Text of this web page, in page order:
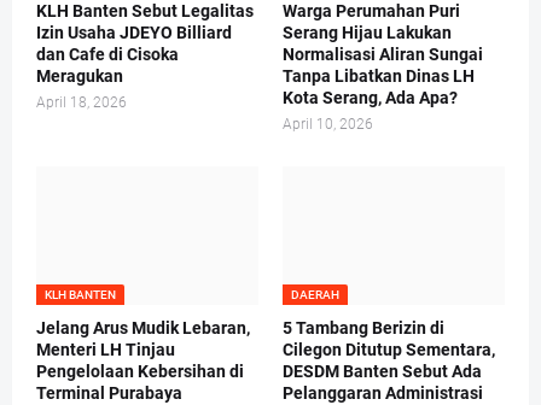
KLH Banten Sebut Legalitas
Izin Usaha JDEYO Billiard
dan Cafe di Cisoka
Meragukan
April 18, 2026
Warga Perumahan Puri
Serang Hijau Lakukan
Normalisasi Aliran Sungai
Tanpa Libatkan Dinas LH
Kota Serang, Ada Apa?
April 10, 2026
KLH BANTEN
Jelang Arus Mudik Lebaran,
Menteri LH Tinjau
Pengelolaan Kebersihan di
Terminal Purabaya
DAERAH
5 Tambang Berizin di
Cilegon Ditutup Sementara,
DESDM Banten Sebut Ada
Pelanggaran Administrasi